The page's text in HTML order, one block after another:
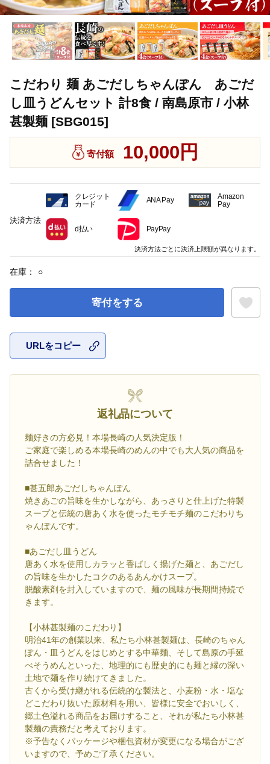
こだわり 麺 あごだしちゃんぽん あごだ
し皿うどんセット 計8食 / 南島原市 / 小林
甚製麺 [SBG015]
寄付額 10,000円
在庫： ○
寄付をする
URLをコピー
返礼品について
麺好きの方必見！本場長崎の人気決定版！
ご家庭で楽しめる本場長崎のめんの中でも大人気の商品を
詰合せました！
■甚五郎あごだしちゃんぽん
焼きあごの旨味を生かしながら、あっさりと仕上げた特製
スープと伝統の唐あく水を使ったモチモチ麺のこだわりち
ゃんぽんです。
■あごだし皿うどん
唐あく水を使用しカラッと香ばしく揚げた麺と、あごだし
の旨味を生かしたコクのあるあんかけスープ。
脱酸素剤を封入していますので、麺の風味が長期間持続で
きます。
【小林甚製麺のこだわり】
明治41年の創業以来、私たち小林甚製麺は、長崎のちゃん
ぽん・皿うどんをはじめとする中華麺、そして島原の手延
べそうめんといった、地理的にも歴史的にも麺と縁の深い
土地で麺を作り続けてきました。
古くから受け継がれる伝統的な製法と、小麦粉・水・塩な
どこだわり抜いた原材料を用い、皆様に安全でおいしく、
郷土色溢れる商品をお届けすること、それが私たち小林甚
製麺の責務だと考えております。
※予告なくパッケージや梱包資材が変更になる場合がござ
いますので、予めご了承ください。
決済方法
クレジット
カード
ANA Pay
Amazon
Pay
d払い PayPay
決済方法ごとに決済上限額が異なります。